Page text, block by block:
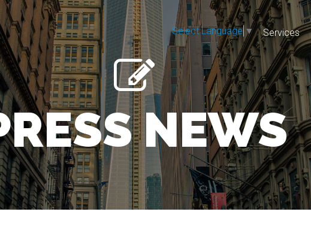
Select Language ▼ Services
NEWS